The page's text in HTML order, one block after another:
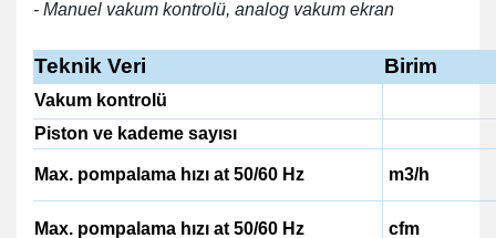
- Manuel vakum kontrolü, analog vakum ekran
Teknik Veri Birim
Vakum kontrolü
Piston ve kademe sayısı
Max. pompalama hızı at 50/60 Hz m3/h
Max. pompalama hızı at 50/60 Hz cfm